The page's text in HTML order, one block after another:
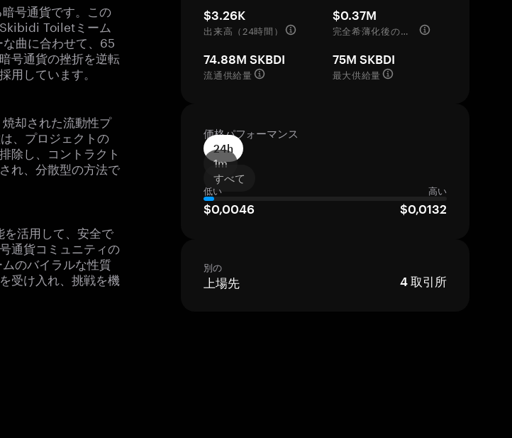
号通貨です。この
Toiletミーム
曲に合わせて、65
号通貨の挫折を逆転
しています。
却された流動性プ
、プロジェクトの
除し、コントラクト
れ、分散型の方法で
活用して、安全で
通貨コミュニティの
のバイラルな性質
受け入れ、挑戦を機
$3.26K
出来高（24時間）
$0.37M
完全希薄化後の評価額
74.88M SKBDI
流通供給量
75M SKBDI
最大供給量
価格パフォーマンス
24h
1m
すべて
低い 高い
$0,0046 $0,0132
別の
上場先 4 取引所